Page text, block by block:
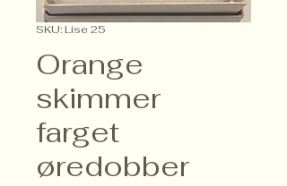
SKU: Lise 25
Orange
skimmer
farget
øredobber